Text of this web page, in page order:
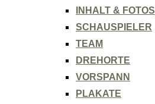
INHALT & FOTOS
SCHAUSPIELER
TEAM
DREHORTE
VORSPANN
PLAKATE